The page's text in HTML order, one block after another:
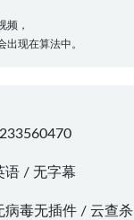
频，
出现在算法中。
语 / 无字幕
病毒无插件 / 云查杀